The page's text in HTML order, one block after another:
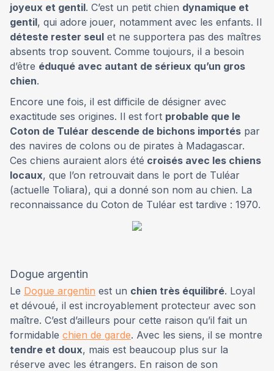
joyeux et gentil. C’est un petit chien dynamique et
gentil, qui adore jouer, notamment avec les enfants. Il
déteste rester seul et ne supportera pas des maîtres
absents trop souvent. Comme toujours, il a besoin
d’être éduqué avec autant de sérieux qu’un gros
chien.
Encore une fois, il est difficile de désigner avec
exactitude ses origines. Il est fort probable que le
Coton de Tuléar descende de bichons importés par
des navires de colons ou de pirates à Madagascar.
Ces chiens auraient alors été croisés avec les chiens
locaux, que l’on retrouvait dans le port de Tuléar
(actuelle Toliara), qui a donné son nom au chien. La
reconnaissance du Coton de Tuléar est tardive : 1970.
Dogue argentin
Le Dogue argentin est un chien très équilibré. Loyal
et dévoué, il est incroyablement protecteur avec son
maître. C’est d’ailleurs pour cette raison qu’il fait un
formidable chien de garde. Avec les siens, il se montre
tendre et doux, mais est beaucoup plus sur la
réserve avec les étrangers. En raison de son